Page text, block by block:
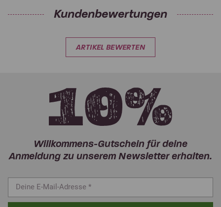
Kundenbewertungen
ARTIKEL BEWERTEN
Willkommens-Gutschein für deine
Anmeldung zu unserem Newsletter erhalten.